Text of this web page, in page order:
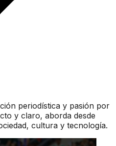
periodística y pasión por
y claro, aborda desde
cultura y tecnología.